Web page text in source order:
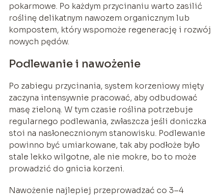
pokarmowe. Po każdym przycinaniu warto zasilić
roślinę delikatnym nawozem organicznym lub
kompostem, który wspomoże regenerację i rozwój
nowych pędów.
Podlewanie i nawożenie
Po zabiegu przycinania, system korzeniowy mięty
zaczyna intensywnie pracować, aby odbudować
masę zieloną. W tym czasie roślina potrzebuje
regularnego podlewania, zwłaszcza jeśli doniczka
stoi na nasłonecznionym stanowisku. Podlewanie
powinno być umiarkowane, tak aby podłoże było
stale lekko wilgotne, ale nie mokre, bo to może
prowadzić do gnicia korzeni.
Nawożenie najlepiej przeprowadzać co 3–4